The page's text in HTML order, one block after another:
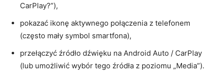
CarPlay?”),
pokazać ikonę aktywnego połączenia z telefonem
(często mały symbol smartfona),
przełączyć źródło dźwięku na Android Auto / CarPlay
(lub umożliwić wybór tego źródła z poziomu „Media”).